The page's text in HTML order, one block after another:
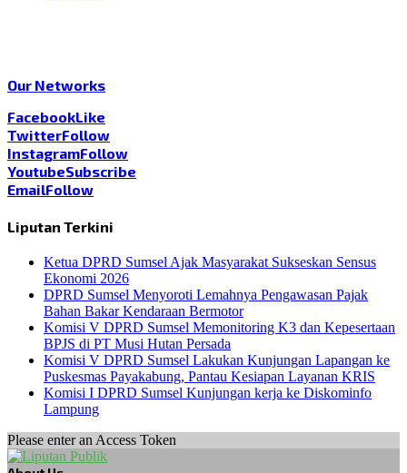
Our Networks
FacebookLike
TwitterFollow
InstagramFollow
YoutubeSubscribe
EmailFollow
Liputan Terkini
Ketua DPRD Sumsel Ajak Masyarakat Sukseskan Sensus
Ekonomi 2026
DPRD Sumsel Menyoroti Lemahnya Pengawasan Pajak
Bahan Bakar Kendaraan Bermotor
Komisi V DPRD Sumsel Memonitoring K3 dan Kepesertaan
BPJS di PT Musi Hutan Persada
Komisi V DPRD Sumsel Lakukan Kunjungan Lapangan ke
Puskesmas Payakabung, Pantau Kesiapan Layanan KRIS
Komisi I DPRD Sumsel Kunjungan kerja ke Diskominfo
Lampung
Please enter an Access Token